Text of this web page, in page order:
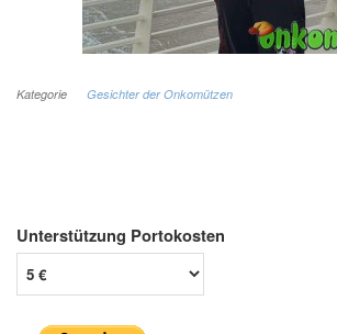
Kategorie Gesichter der Onkomützen
Unterstützung Portokosten